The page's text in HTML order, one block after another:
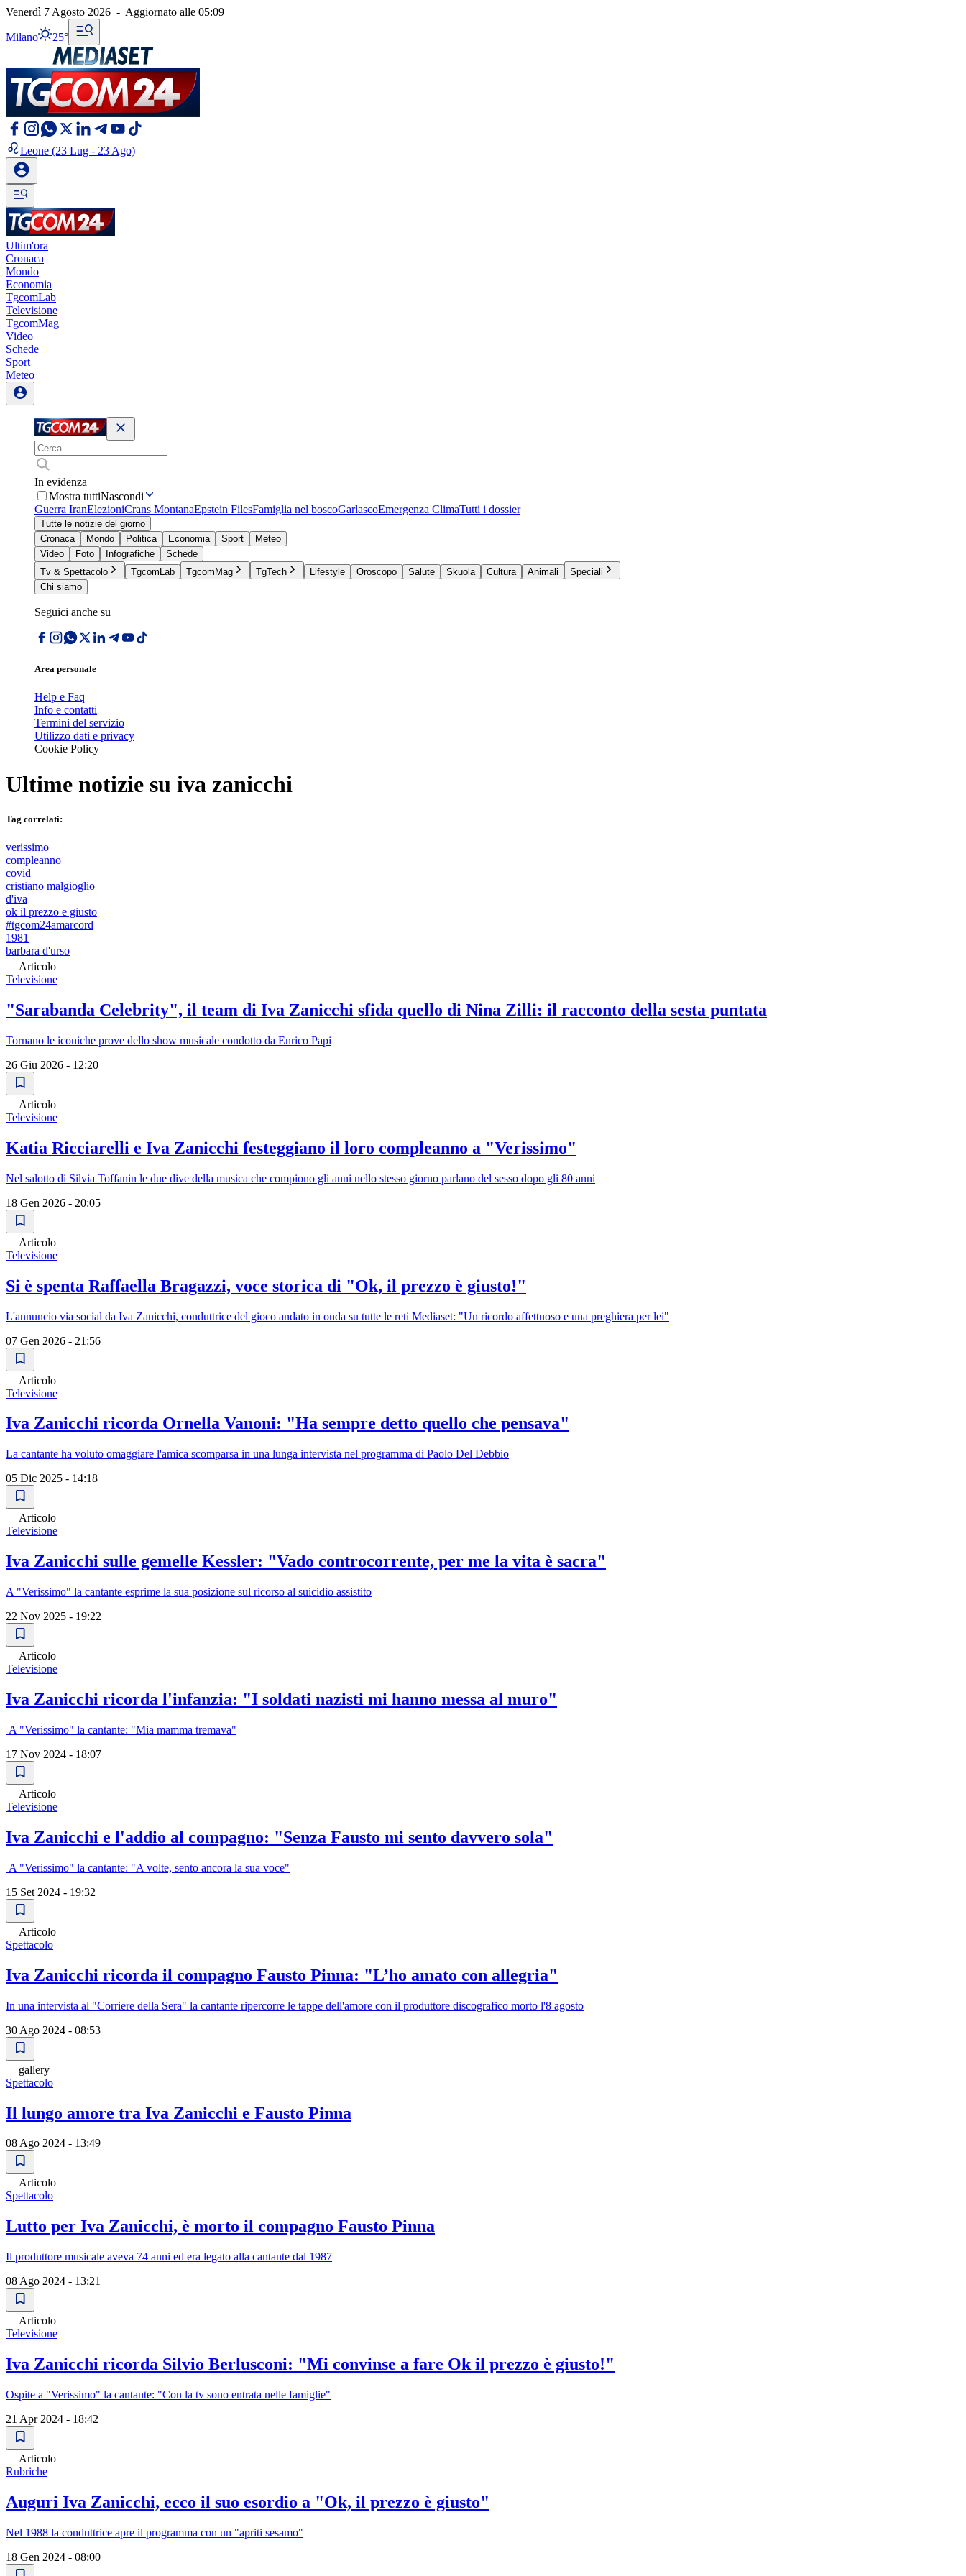
Venerdì 7 Agosto 2026 - Aggiornato alle 05:09
Milano 25°
Leone (23 Lug - 23 Ago)
Ultim'ora
Cronaca
Mondo
Economia
TgcomLab
Televisione
TgcomMag
Video
Schede
Sport
Meteo
In evidenza
Mostra tuttiNascondi
Guerra IranElezioniCrans MontanaEpstein FilesFamiglia nel boscoGarlascoEmergenza ClimaTutti i dossier
Tutte le notizie del giorno
Cronaca
Mondo Politica Economia Sport
Meteo
Video
Foto Infografiche
Schede
Tv & Spettacolo
TgcomLab TgcomMag TgTech Lifestyle Oroscopo Salute Skuola Cultura Animali
Speciali
Chi siamo
Seguici anche su
Area personale
Help e Faq
Info e contatti
Termini del servizio
Utilizzo dati e privacy
Cookie Policy
Ultime notizie su iva zanicchi
Tag correlati:
verissimo
compleanno
covid
cristiano malgioglio
d'iva
ok il prezzo e giusto
#tgcom24amarcord
1981
barbara d'urso
Articolo
Televisione
"Sarabanda Celebrity", il team di Iva Zanicchi sfida quello di Nina Zilli: il racconto della sesta puntata
Tornano le iconiche prove dello show musicale condotto da Enrico Papi
26 Giu 2026 - 12:20
Articolo
Televisione
Katia Ricciarelli e Iva Zanicchi festeggiano il loro compleanno a "Verissimo"
Nel salotto di Silvia Toffanin le due dive della musica che compiono gli anni nello stesso giorno parlano del sesso dopo gli 80 anni
18 Gen 2026 - 20:05
Articolo
Televisione
Si è spenta Raffaella Bragazzi, voce storica di "Ok, il prezzo è giusto!"
L'annuncio via social da Iva Zanicchi, conduttrice del gioco andato in onda su tutte le reti Mediaset: "Un ricordo affettuoso e una preghiera per lei"
07 Gen 2026 - 21:56
Articolo
Televisione
Iva Zanicchi ricorda Ornella Vanoni: "Ha sempre detto quello che pensava"
La cantante ha voluto omaggiare l'amica scomparsa in una lunga intervista nel programma di Paolo Del Debbio
05 Dic 2025 - 14:18
Articolo
Televisione
Iva Zanicchi sulle gemelle Kessler: "Vado controcorrente, per me la vita è sacra"
A "Verissimo" la cantante esprime la sua posizione sul ricorso al suicidio assistito
22 Nov 2025 - 19:22
Articolo
Televisione
Iva Zanicchi ricorda l'infanzia: "I soldati nazisti mi hanno messa al muro"
A "Verissimo" la cantante: "Mia mamma tremava"
17 Nov 2024 - 18:07
Articolo
Televisione
Iva Zanicchi e l'addio al compagno: "Senza Fausto mi sento davvero sola"
A "Verissimo" la cantante: "A volte, sento ancora la sua voce"
15 Set 2024 - 19:32
Articolo
Spettacolo
Iva Zanicchi ricorda il compagno Fausto Pinna: "L’ho amato con allegria"
In una intervista al "Corriere della Sera" la cantante ripercorre le tappe dell'amore con il produttore discografico morto l'8 agosto
30 Ago 2024 - 08:53
gallery
Spettacolo
Il lungo amore tra Iva Zanicchi e Fausto Pinna
08 Ago 2024 - 13:49
Articolo
Spettacolo
Lutto per Iva Zanicchi, è morto il compagno Fausto Pinna
Il produttore musicale aveva 74 anni ed era legato alla cantante dal 1987
08 Ago 2024 - 13:21
Articolo
Televisione
Iva Zanicchi ricorda Silvio Berlusconi: "Mi convinse a fare Ok il prezzo è giusto!"
Ospite a "Verissimo" la cantante: "Con la tv sono entrata nelle famiglie"
21 Apr 2024 - 18:42
Articolo
Rubriche
Auguri Iva Zanicchi, ecco il suo esordio a "Ok, il prezzo è giusto"
Nel 1988 la conduttrice apre il programma con un "apriti sesamo"
18 Gen 2024 - 08:00